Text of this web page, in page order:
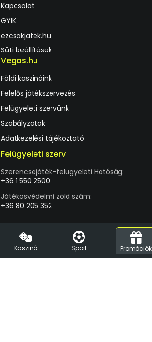
Kapcsolat
GYIK
ezcsakjatek.hu
Süti beállítások
Vegas.hu
Földi kaszinóink
Felelős játékszervezés
Felügyeleti szervünk
Szabályzatok
Adatkezelési tájékoztató
Felügyeleti szerv
Szerencsejáték-felügyeleti Hatóság:
+36 1 550 2500
Játékosvédelmi zöld szám:
+36 80 205 352
Kaszinó Sport Promóciók